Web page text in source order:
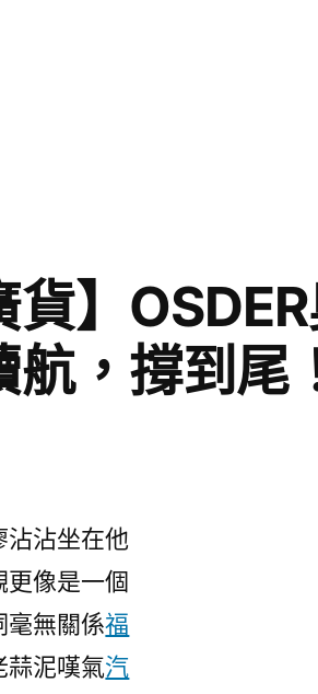
貨】
，撐到尾
沾沾坐在他
更像是一個
毫無關係福
蒜泥嘆氣汽